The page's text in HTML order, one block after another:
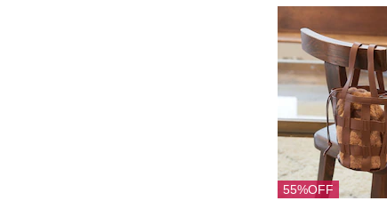
55%OFF